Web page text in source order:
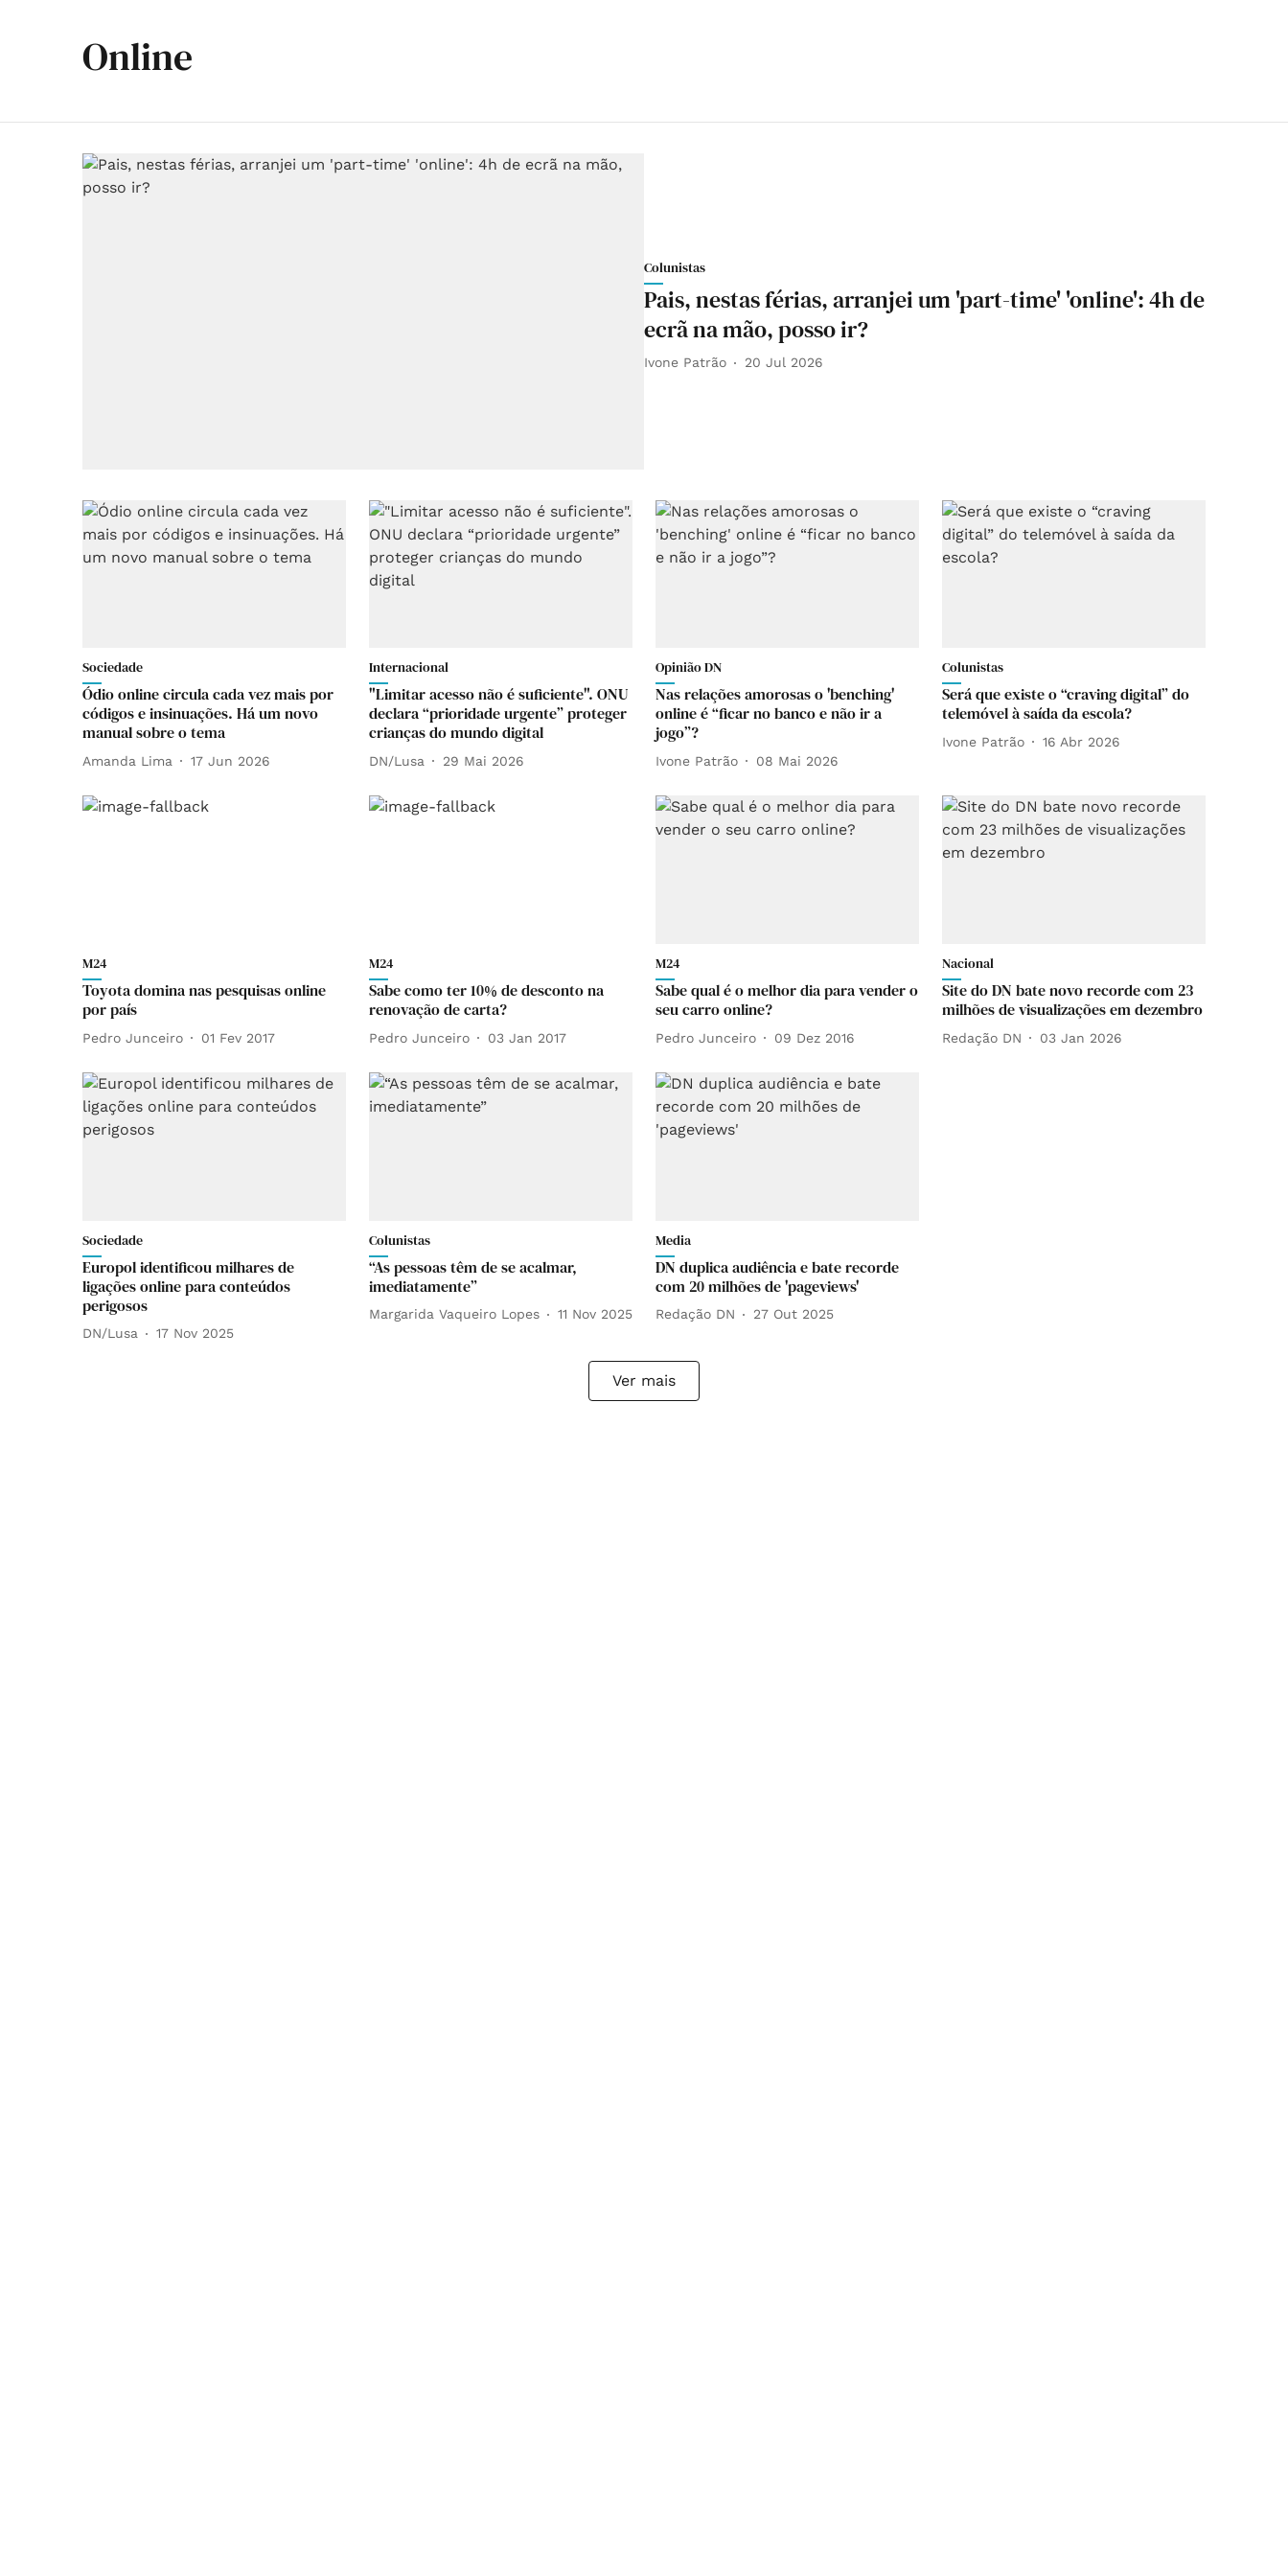
Online
Colunistas
Pais, nestas férias, arranjei um 'part-time' 'online': 4h de
ecrã na mão, posso ir?
Ivone Patrão 20 Jul 2026
Sociedade
Ódio online circula cada vez mais por
códigos e insinuações. Há um novo
manual sobre o tema
Amanda Lima 17 Jun 2026
Internacional
"Limitar acesso não é suficiente". ONU
declara “prioridade urgente” proteger
crianças do mundo digital
DN/Lusa 29 Mai 2026
Opinião DN
Nas relações amorosas o 'benching'
online é “ficar no banco e não ir a
jogo”?
Ivone Patrão 08 Mai 2026
Colunistas
Será que existe o “craving digital” do
telemóvel à saída da escola?
Ivone Patrão 16 Abr 2026
M24
Toyota domina nas pesquisas online
por país
Pedro Junceiro 01 Fev 2017
M24
Sabe como ter 10% de desconto na
renovação de carta?
Pedro Junceiro 03 Jan 2017
M24
Sabe qual é o melhor dia para vender o
seu carro online?
Pedro Junceiro 09 Dez 2016
Nacional
Site do DN bate novo recorde com 23
milhões de visualizações em dezembro
Redação DN 03 Jan 2026
Sociedade
Europol identificou milhares de
ligações online para conteúdos
perigosos
DN/Lusa 17 Nov 2025
Colunistas
“As pessoas têm de se acalmar,
imediatamente”
Margarida Vaqueiro Lopes 11 Nov 2025
Media
DN duplica audiência e bate recorde
com 20 milhões de 'pageviews'
Redação DN 27 Out 2025
Ver mais